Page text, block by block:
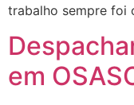
trabalho sempre
em